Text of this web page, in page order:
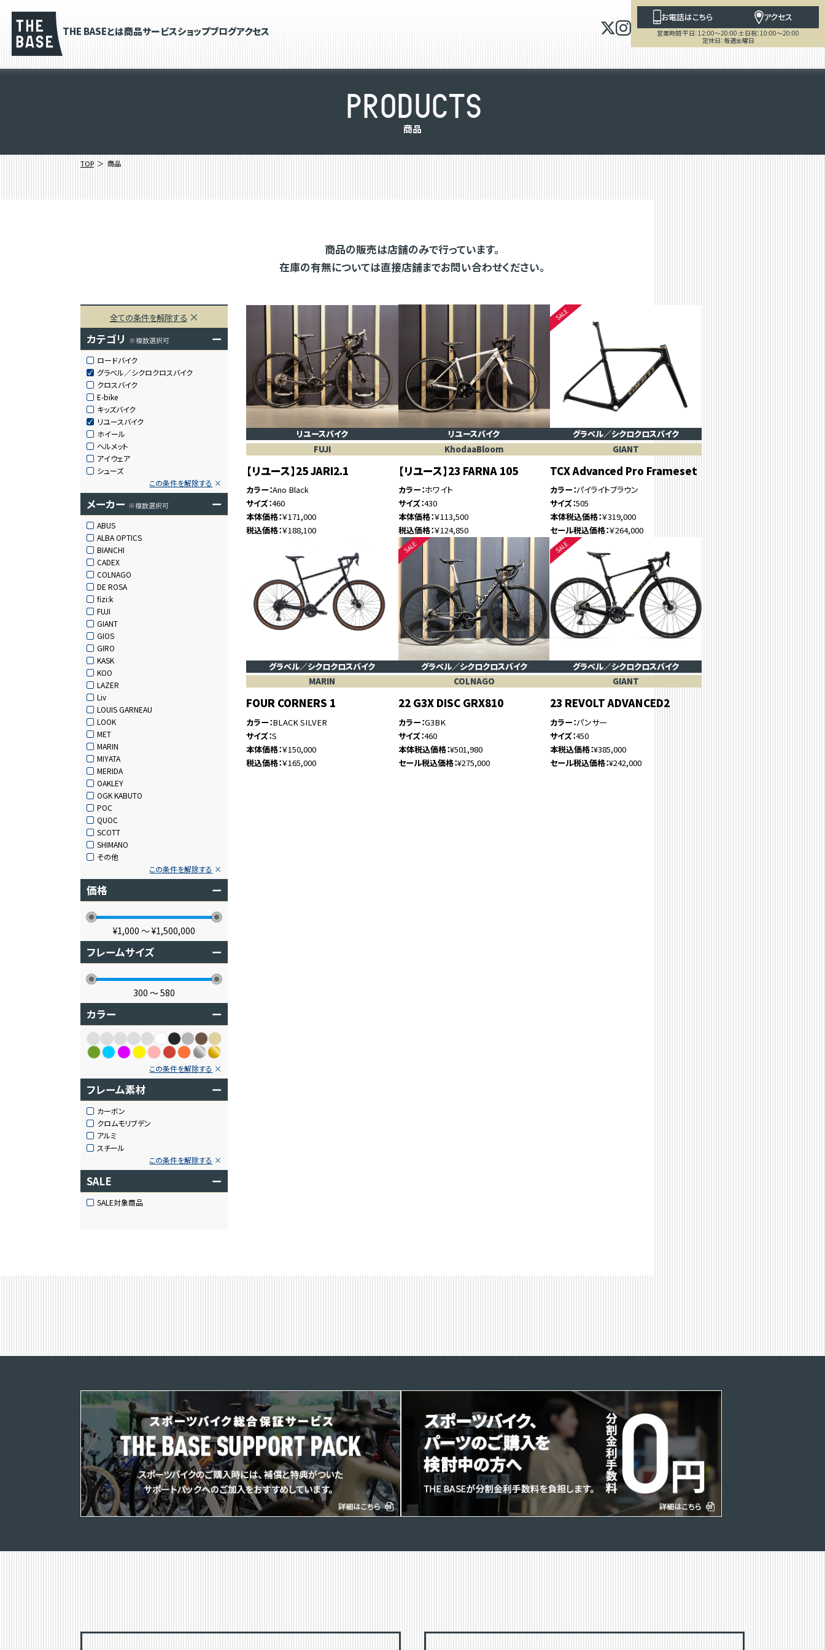
THE BASEとは商品サービスショップブログアクセス
お電話はこちら アクセス
営業時間 平日：12:00～20:00 土日祝：10:00～20:00
定休日：毎週金曜日
PRODUCTS
商品
TOP 商品
商品の販売は店舗のみで行っています。
在庫の有無については直接店舗までお問い合わせください。
全ての条件を解除する
カテゴリ ※複数選択可 ー
ロードバイク
グラベル／シクロクロスバイク
クロスバイク
E-bike
キッズバイク
リユースバイク
ホイール
ヘルメット
アイウェア
シューズ
この条件を解除する
メーカー ※複数選択可 ー
ABUS
ALBA OPTICS
BIANCHI
CADEX
COLNAGO
DE ROSA
fizi:k
FUJI
GIANT
GIOS
GIRO
KASK
KOO
LAZER
Liv
LOUIS GARNEAU
LOOK
MET
MARIN
MIYATA
MERIDA
OAKLEY
OGK KABUTO
POC
QUOC
SCOTT
SHIMANO
その他
この条件を解除する
価格 ー
¥1,000 〜¥1,500,000
フレームサイズ ー
300 〜580
カラー ー
この条件を解除する
フレーム素材 ー
カーボン
クロムモリブデン
アルミ
スチール
この条件を解除する
SALE ー
SALE対象商品
リユースバイク
FUJI
【リユース】25 JARI2.1
カラー Ano Black
サイズ 460
本体価格 ￥171,000
税込価格 ￥188,100
リユースバイク
KhodaaBloom
【リユース】23 FARNA 105
カラー ホワイト
サイズ 430
本体価格 ￥113,500
税込価格 ￥124,850
グラベル／シクロクロスバイク
GIANT
TCX Advanced Pro Frameset
カラー パイライトブラウン
サイズ 505
本体税込価格 ￥319,000
セール税込価格 ￥264,000
グラベル／シクロクロスバイク
MARIN
FOUR CORNERS 1
カラー BLACK SILVER
サイズ S
本体価格 ￥150,000
税込価格 ￥165,000
グラベル／シクロクロスバイク
COLNAGO
22 G3X DISC GRX810
カラー G3BK
サイズ 460
本体税込価格 ¥501,980
セール税込価格 ¥275,000
グラベル／シクロクロスバイク
GIANT
23 REVOLT ADVANCED2
カラー パンサー
サイズ 450
本税込価格 ¥385,000
セール税込価格 ¥242,000